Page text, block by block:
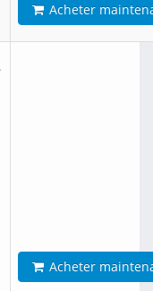
Acheter
Acheter